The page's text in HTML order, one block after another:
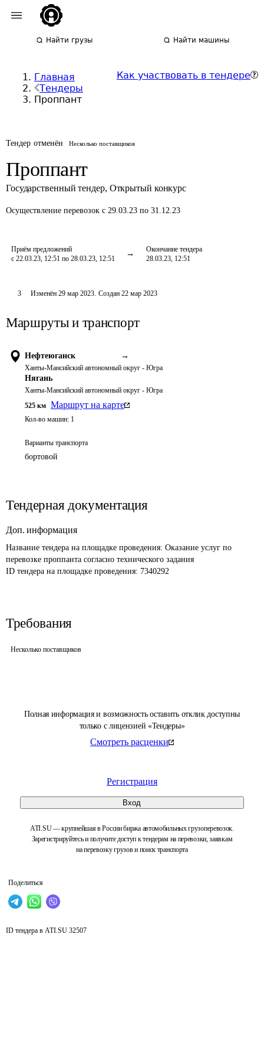
Найти грузы Найти машины
Главная
Тендеры
Проппант
Как участвовать в тендере
Тендер отменён Несколько поставщиков
Проппант
Государственный тендер, Открытый конкурс
Осуществление перевозок с 29.03.23 по 31.12.23
Приём предложений
с 22.03.23, 12:51 по 28.03.23, 12:51
Окончание тендера
28.03.23, 12:51
Полная информация и возможность оставить отклик доступны
только с лицензией «Тендеры»
Смотреть расценки
Регистрация
Вход
ATI.SU — крупнейшая в России биржа автомобильных грузоперевозок.
Зарегистрируйтесь и получите доступ к тендерам на перевозки, заявкам
на перевозку грузов и поиск транспорта
Поделиться
3 Изменён 29 мар 2023. Создан 22 мар 2023
Маршруты и транспорт
Нефтеюганск →
Ханты-Мансийский автономный округ - Югра
Нягань
Ханты-Мансийский автономный округ - Югра
525 км Маршрут на карте
Кол-во машин: 1
Варианты транспорта
бортовой
Тендерная документация
Доп. информация
Название тендера на площадке проведения: Оказание услуг по
перевозке проппанта согласно технического задания
ID тендера на площадке проведения: 7340292
Требования
Несколько поставщиков
ID тендера в ATI.SU 32507